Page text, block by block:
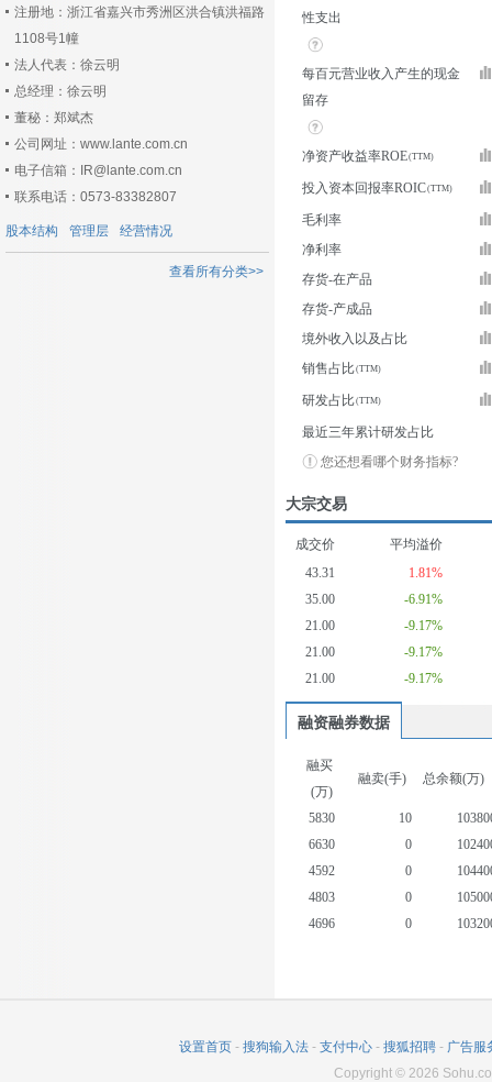
注册地：浙江省嘉兴市秀洲区洪合镇洪福路
1108号1幢
法人代表：徐云明
总经理：徐云明
董秘：郑斌杰
公司网址：www.lante.com.cn
电子信箱：IR@lante.com.cn
联系电话：0573-83382807
股本结构 管理层 经营情况
查看所有分类>>
性支出
每百元营业收入产生的现金
留存
净资产收益率ROE
投入资本回报率ROIC
毛利率
净利率
存货-在产品
存货-产成品
境外收入以及占比
销售占比
研发占比
最近三年累计研发占比
您还想看哪个财务指标?
大宗交易
成交价
平均溢价
43.31
1.81%
35.00
-6.91%
21.00
-9.17%
21.00
-9.17%
21.00
-9.17%
融资融券数据
融买
(万)
融卖(手) 总余额(万)
5830 10
6630
0
4592
0
4803
0
4696
0
4180
184
2175
2
设置首页 - 搜狗输入法 - 支付中心 - 搜狐招聘 - 广告服
Copyright© 2026